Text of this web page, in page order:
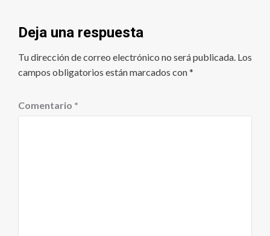
Deja una respuesta
Tu dirección de correo electrónico no será publicada. Los
campos obligatorios están marcados con*
Comentario *